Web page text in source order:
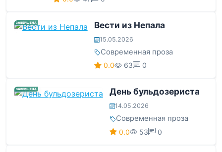
ЗАВЕРШЕНА Вести из Непала
15.05.2026
Современная проза
0.0 63 0
ЗАВЕРШЕНА День бульдозериста
14.05.2026
Современная проза
0.0 53 0